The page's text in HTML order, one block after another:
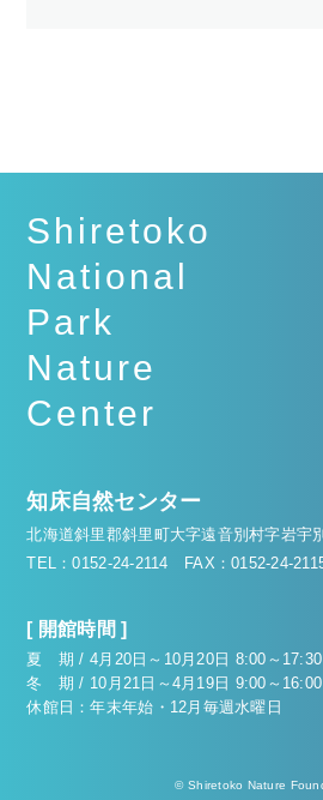
Shiretoko
National
Park
Nature
Center
知床自然センター
北海道斜里郡斜里町大字遠音別村字岩宇
TEL：0152-24-2114 FAX：0152-24-
[ 開館時間 ]
夏 期 / 4月20日～10月20日 8:00～17:30
冬 期 / 10月21日～4月19日 9:00～16:00
休館日：年末年始・12月毎週水曜日
© Shiretoko Nature